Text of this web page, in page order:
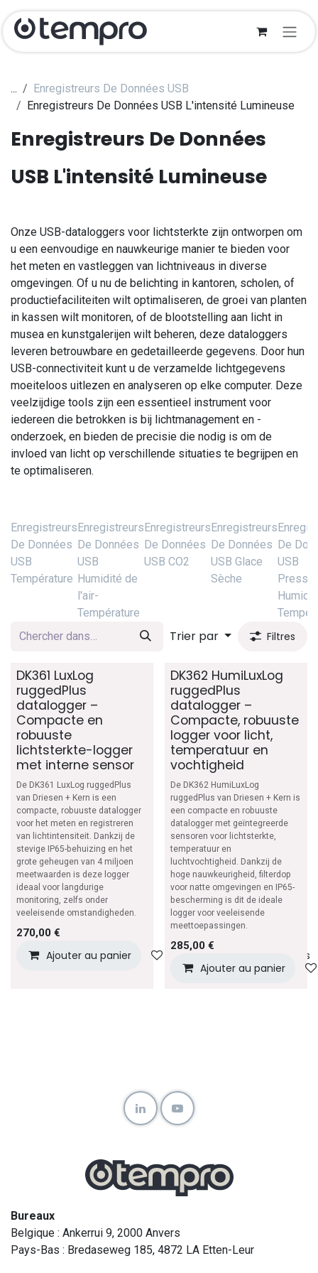
Se rendre au contenu
...
Enregistreurs De Données USB
Enregistreurs De Données USB L'intensité Lumineuse
Enregistreurs De Données
USB L'intensité Lumineuse
Onze USB-dataloggers voor lichtsterkte zijn ontworpen om
u een eenvoudige en nauwkeurige manier te bieden voor
het meten en vastleggen van lichtniveaus in diverse
omgevingen. Of u nu de belichting in kantoren, scholen, of
productiefaciliteiten wilt optimaliseren, de groei van planten
in kassen wilt monitoren, of de blootstelling aan licht in
musea en kunstgalerijen wilt beheren, deze dataloggers
leveren betrouwbare en gedetailleerde gegevens. Door hun
USB-connectiviteit kunt u de verzamelde lichtgegevens
moeiteloos uitlezen en analyseren op elke computer. Deze
veelzijdige tools zijn een essentieel instrument voor
iedereen die betrokken is bij lichtmanagement en -
onderzoek, en bieden de precisie die nodig is om de
invloed van licht op verschillende situaties te begrijpen en
te optimaliseren.
Enregistreurs
De Données
USB
Température
Enregistreurs
De Données
USB
Humidité de
l'air-
Température
Enregistreurs
De Données
USB CO2
Enregistreurs
De Données
USB Glace
Sèche
De
USB
Trier par Filtres
DK361 LuxLog
ruggedPlus
datalogger –
Compacte en
robuuste
lichtsterkte-logger
met interne sensor
De DK361 LuxLog ruggedPlus
van Driesen + Kern is een
compacte, robuuste datalogger
voor het meten en registreren
van lichtintensiteit. Dankzij de
stevige IP65-behuizing en het
grote geheugen van 4 miljoen
meetwaarden is deze logger
ideaal voor langdurige
monitoring, zelfs onder
veeleisende omstandigheden.
270,00 €
Ajouter au panier Ajouter à la liste de souhaits
DK362 HumiLuxLog
ruggedPlus
datalogger –
Compacte, robuuste
logger voor licht,
temperatuur en
vochtigheid
De DK362 HumiLuxLog
ruggedPlus van Driesen + Kern is
een compacte en robuuste
datalogger met geïntegreerde
sensoren voor lichtsterkte,
temperatuur en
luchtvochtigheid. Dankzij de
hoge nauwkeurigheid, filterdop
voor natte omgevingen en IP65-
bescherming is dit de ideale
logger voor veeleisende
meettoepassingen.
285,00€
Ajouter au panier
Bureaux
Belgique : Ankerrui 9, 2000 Anvers
Pays-Bas : Bredaseweg 185, 4872 LA Etten-Leur